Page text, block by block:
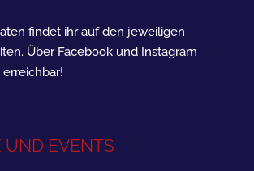
findet ihr auf den jeweiligen
Über Facebook und Instagram
UND EVENTS